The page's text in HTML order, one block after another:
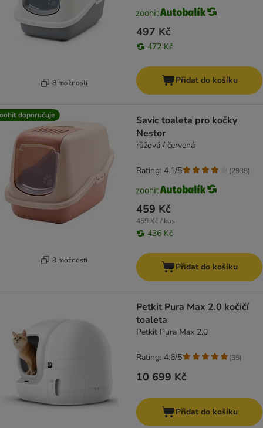
8 možností
497 Kč
472 Kč
Přidat do košíku
doporučuje
8 možností
Savic toaleta pro kočky
Nestor
růžová / červená
459 Kč
459 Kč / kus
436 Kč
Rating: 4.1/5 (2938)
Přidat do košíku
Petkit Pura Max 2.0 kočičí
toaleta
Petkit Pura Max 2.0
10 699 Kč
Rating: 4.6/5 (35)
Přidat do košíku